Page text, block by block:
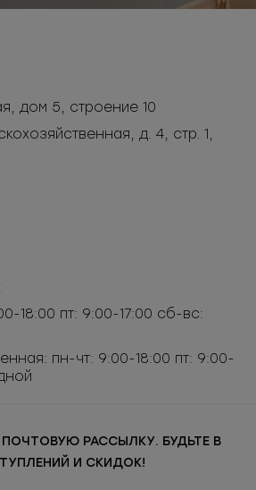
дом 5, строение 10
д. 4, стр. 1,
18:00 пт: 9:00-17:00 сб-вс:
пн-чт: 9:00-18:00 пт: 9:00-
РАССЫЛКУ. БУДЬТЕ В
И СКИДОК!